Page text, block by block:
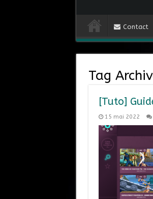
Contact
Tag
[Tuto]
15 mai 2022